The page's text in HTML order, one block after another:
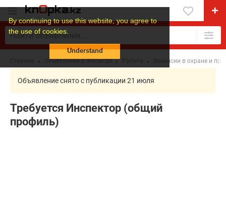
By continuing to use this website, you agree to
the use of cookies.
Understand
Объявления в Жетысае Вакансии в охране и
Объявление снято с публикации 21 июля
Требуется Инспектор (общий
профиль)